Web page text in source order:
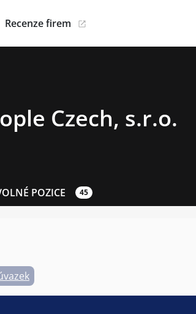
Recenze firem
Czech, s.r.o.
POZICE 45